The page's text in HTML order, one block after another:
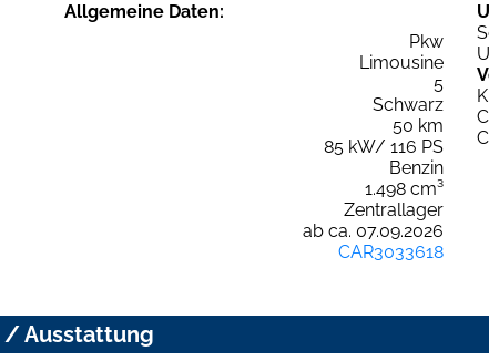
Allgemeine Daten:
Pkw
Limousine
5
Schwarz
50 km
85 kW/ 116 PS
Benzin
1.498 cm³
Zentrallager
ab ca. 07.09.2026
CAR3033618
/ Ausstattung